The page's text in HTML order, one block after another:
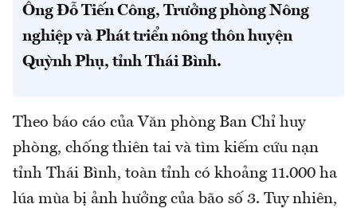
Ông Đỗ Tiến Công, Trưởng phòng Nông
nghiệp và Phát triển nông thôn huyện
Quỳnh Phụ, tỉnh Thái Bình.
Theo báo cáo của Văn phòng Ban Chỉ huy
phòng, chống thiên tai và tìm kiếm cứu nạn
tỉnh Thái Bình, toàn tỉnh có khoảng 11.000 ha
lúa mùa bị ảnh hưởng của bão số 3. Tuy nhiên,